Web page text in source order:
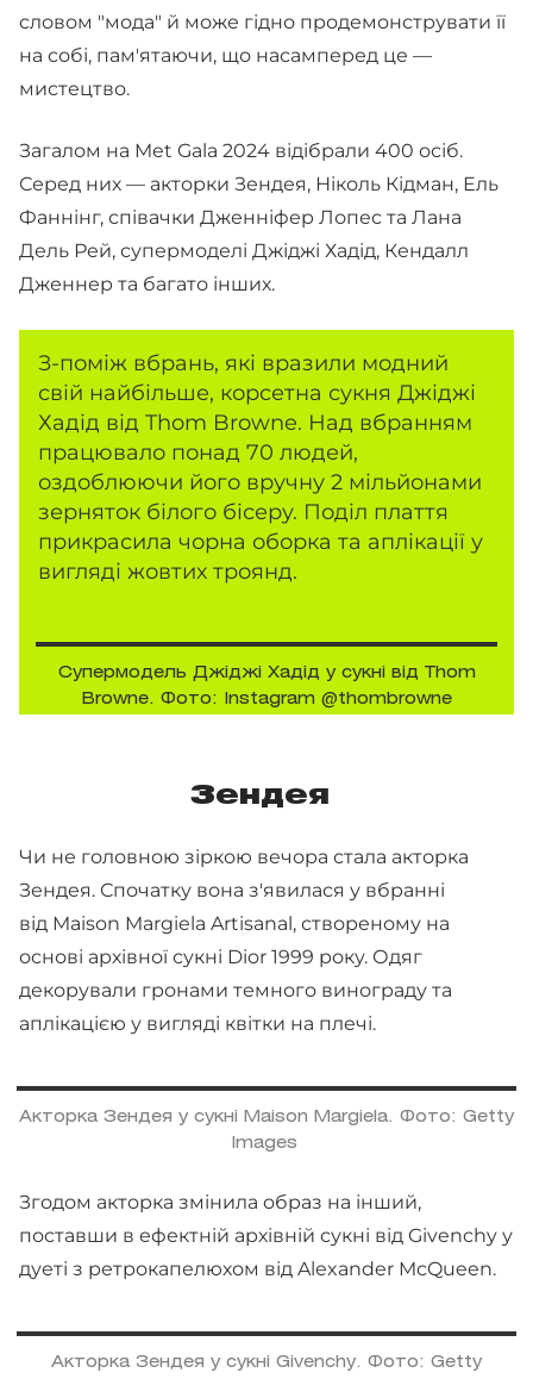
словом "мода" й може гідно продемонструвати її
на собі, пам'ятаючи, що насамперед це —
мистецтво.
Загалом на Met Gala 2024 відібрали 400 осіб.
Серед них — акторки Зендея, Ніколь Кідман, Ель
Фаннінг, співачки Дженніфер Лопес та Лана
Дель Рей, супермоделі Джіджі Хадід, Кендалл
Дженнер та багато інших.
З-поміж вбрань, які вразили модний
свій найбільше, корсетна сукня Джіджі
Хадід від Thom Browne. Над вбранням
працювало понад 70 людей,
оздоблюючи його вручну 2 мільйонами
зерняток білого бісеру. Поділ плаття
прикрасила чорна оборка та аплікації у
вигляді жовтих троянд.
Супермодель Джіджі Хадід у сукні від Thom
Browne. Фото: Instagram @thombrowne
Зендея
Чи не головною зіркою вечора стала акторка
Зендея. Спочатку вона з'явилася у вбранні
від Maison Margiela Artisanal, створеному на
основі архівної сукні Dior 1999 року. Одяг
декорували гронами темного винограду та
аплікацією у вигляді квітки на плечі.
Акторка Зендея у сукні Maison Margiela. Фото: Getty
Images
Згодом акторка змінила образ на інший,
поставши в ефектній архівній сукні від Givenchy у
дуеті з ретрокапелюхом від Alexander McQueen.
Акторка Зендея у сукні Givenchy. Фото: Getty